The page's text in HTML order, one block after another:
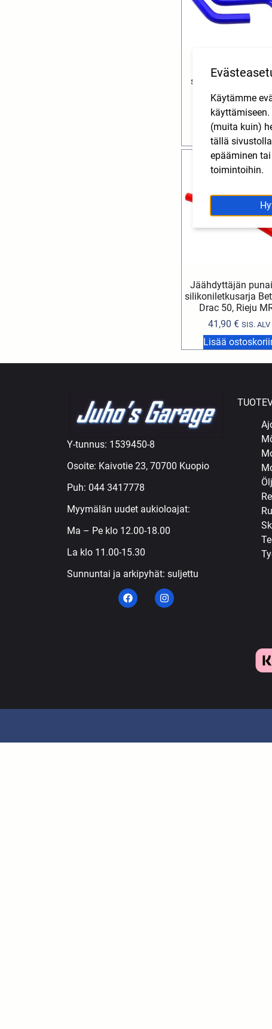
Jäähdyttäjän
silikoniletkusarja
Aprilia, Gilera
39,90€ SIS. ALV
Lisää
Jäähdyttäjän
silikoniletkusarja
Drac 50, Rieju
41,90€ SIS. ALV
Lisää
Y-tunnus: 1539450-8
Osoite: Kaivotie 23, 70700 Kuopio
Puh: 044 3417778
Myymälän uudet aukioloajat:
Ma – Pe klo 12.00-18.00
La klo 11.00-15.30
Sunnuntai ja arkipyhät: suljettu
Käytämme
(muita kuin)
tällä
epääminen
toimintoihin.